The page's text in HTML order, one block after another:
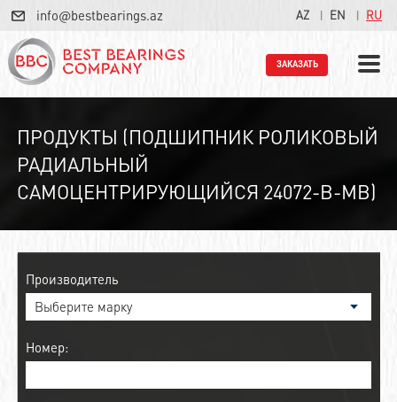
info@bestbearings.az AZ EN RU
ЗАКАЗАТЬ
ПРОДУКТЫ (ПОДШИПНИК РОЛИКОВЫЙ
РАДИАЛЬНЫЙ
САМОЦЕНТРИРУЮЩИЙСЯ 24072-B-MB)
Производитель
Номер: